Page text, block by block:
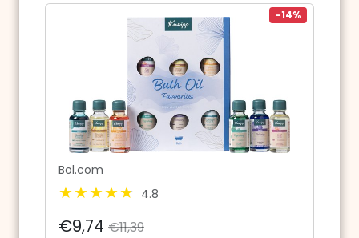
-14%
Bol.com
4.8
€9,74 €11,39